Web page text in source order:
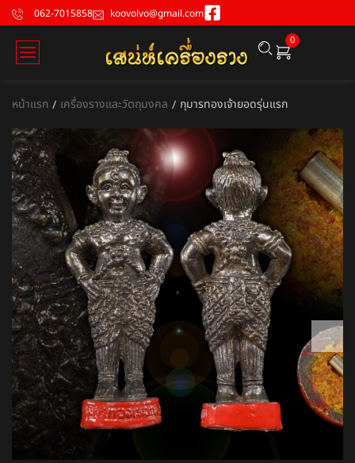
062-7015858 koovolvo@gmail.com
0
หน้าแรก / เครื่องรางและวัตถุมงคล / กุมารทองเจ้ายอดรุ่นแรก